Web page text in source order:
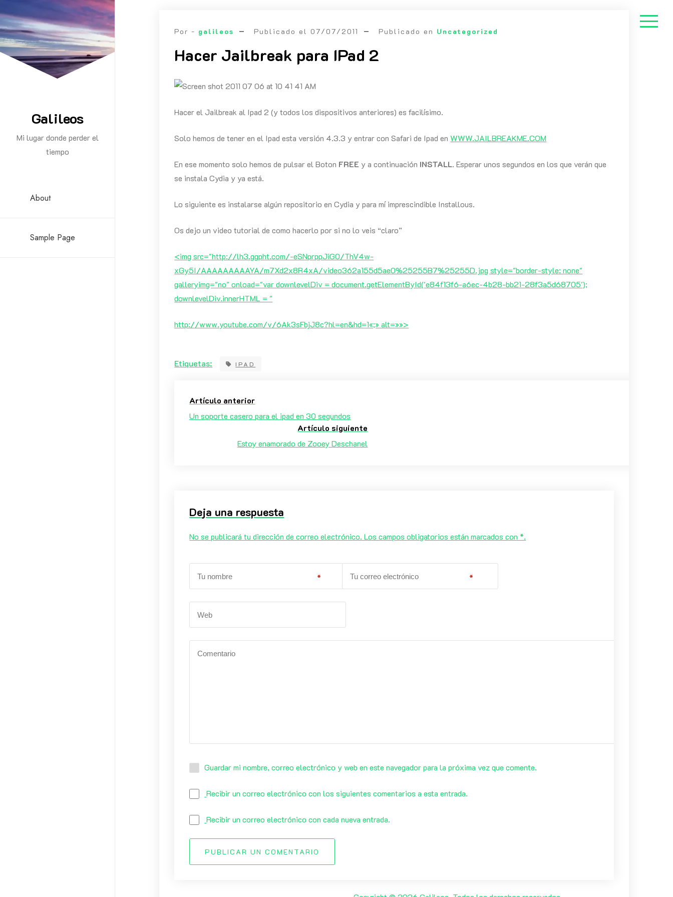
al
contenido
Galileos
Mi lugar donde perder el
tiempo
About
Sample Page
Por - galileos Publicado el07/07/2011 Publicado en Uncategorized
Hacer Jailbreak para IPad 2
Hacer el Jailbreak al Ipad 2 (y todos los dispositivos anteriores) es facilísimo.
Solo hemos de tener en el Ipad esta versión 4.3.3 y entrar con Safari de Ipad enWWW.JAILBREAKME.COM
En ese momento solo hemos de pulsar el Boton FREE y a continuación INSTALL. Esperar unos segundos en los que verán que
se instala Cydia y ya está.
Lo siguiente es instalarse algún repositorio en Cydia y para mí imprescindible Installous.
Os dejo un video tutorial de como hacerlo por si no lo veis “claro”
<img src="http://lh3.ggpht.com/-eSNprppJiG0/ThV4w-
xGy5I/AAAAAAAAAYA/m7Xd2x8R4xA/video362a155d5ae0%25255B7%25255D.jpg style="border-style: none"
galleryimg="no" onload="var downlevelDiv = document.getElementById('e84f13f6-a6ec-4b28-bb21-28f3a5d68705');
downlevelDiv.innerHTML = "
http://www.youtube.com/v/6Ak3sFbjJ8c?hl=en&hd=1«;» alt=»»>
Etiquetas: IPAD
Artículo anterior
Un soporte casero para el ipad en 30 segundos
Artículo siguiente
Estoy enamorado de Zooey Deschanel
Deja una respuesta
No se publicará tu dirección de correo electrónico. Los campos obligatorios están marcados con *.
* *
Guardar mi nombre, correo electrónico y web en este navegador para la próxima vez que comente.
Recibir un correo electrónico con los siguientes comentarios a esta entrada.
Recibir un correo electrónico con cada nueva entrada.
PUBLICAR UN COMENTARIO